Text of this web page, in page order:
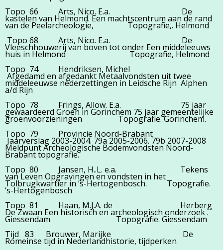
Topo 66 Arts, Nico. E.a. De
kastelen van Helmond. Een machtscentrum aan de rand
van de Peelarcheologie, Topografie,. Helmond
Topo 68 Arts, Nico. E.a. De
Vleeschhouwerij van boven tot onder Een middeleeuws
huis in Helmond Topografie, Helmond
Topo 74 Hendriksen, Michel
Afgedamd en afgedankt Metaalvondsten uit twee
middeleeuwse nederzettingen in Leidsche Rijn Alphen
a/d Rijn
Topo 78 Frings, Allow. E.a. 75 jaar
gewaardeerd Groen in Gorinchem 75 jaar gemeentelijke
groenvoorzieningen Topografie. Gorinchem.
Topo 79 Provincie Noord-Brabant
Jaarverslag 2003-2004. 79a 2005-2006. 79b 2007-2008
Meldpunt Archeologische Bodemvondsten Noord-
Brabant topografie.
Topo 80 Jansen, H..L. e.a. Tekens
van Leven Opgravingen en vondsten in het
Tolbrugkwartier in ‘s-Hertogenbosch. Topografie.
‘s-Hertogenbosch
Topo 81 Haan, M.J.A. de Herberg
De Zwaan Een historisch en archeologisch onderzoek .
Giessendam Topografie. Giessendam
Tijd 83 Brouwer, Marijke De
Romeinse tijd in Nederlandhistorie, tijdperken